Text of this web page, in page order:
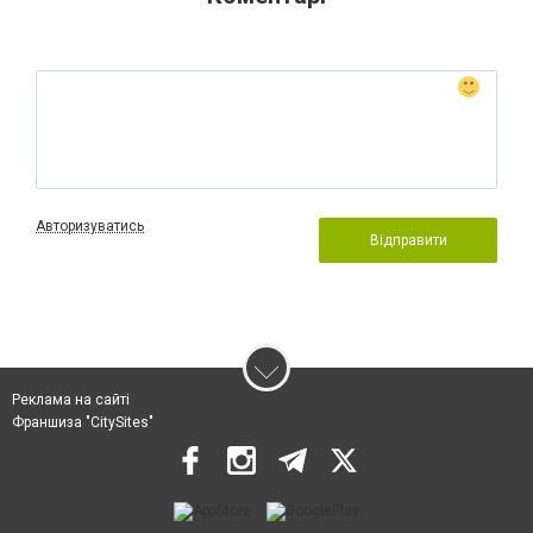
Авторизуватись
Відправити
Реклама на сайті
Франшиза "CitySites"